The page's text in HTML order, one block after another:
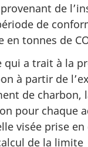
de
de
en tonnes de
qui a trait à la
à partir de
de charbon,
pour chaque
visée prise
de la limite